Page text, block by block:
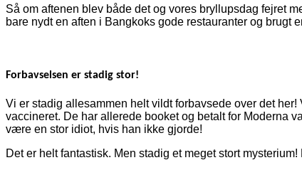
Så om aftenen blev både det og vores bryllupsdag fejret
bare nydt en aften i Bangkoks gode restauranter og brugt
Forbavselsen er stadig stor!
Vi er stadig allesammen helt vildt forbavsede over det
vaccineret. De har allerede booket og betalt for Moderna
være en stor idiot, hvis han ikke gjorde!
Det er helt fantastisk. Men stadig et meget stort